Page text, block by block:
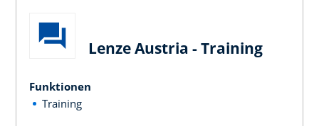
Lenze Austria - Training
Funktionen
Training